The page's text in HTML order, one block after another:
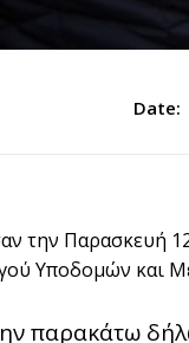
Date:
την Παρασκευή
Υποδομών και
παρακάτω